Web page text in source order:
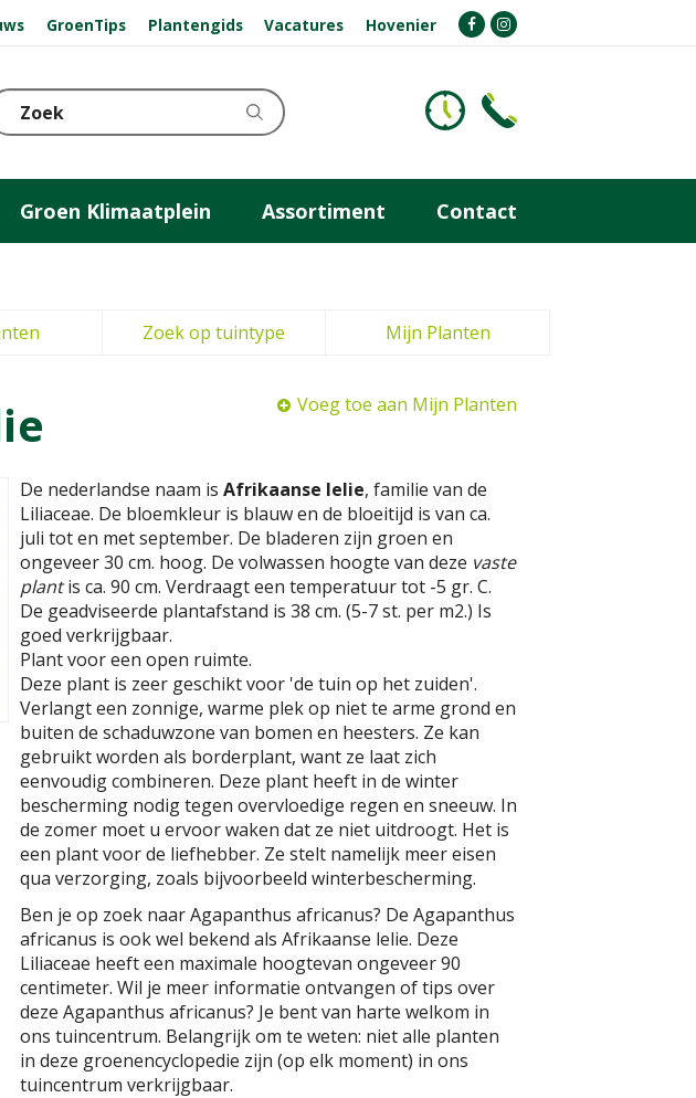
GroenTips Plantengids Vacatures Hovenier
Groen Klimaatplein Assortiment Contact
Zoek op tuintype Mijn Planten
Voeg toe aan Mijn Planten
De nederlandse naam is Afrikaanse lelie, familie van de
Liliaceae. De bloemkleur is blauw en de bloeitijd is van ca.
juli tot en met september. De bladeren zijn groen en
ongeveer 30 cm. hoog. De volwassen hoogte van deze vaste
plantis ca. 90 cm. Verdraagt een temperatuur tot -5 gr. C.
De geadviseerde plantafstand is 38 cm. (5-7 st. per m2.) Is
goed verkrijgbaar.
Plant voor een open ruimte.
Deze plant is zeer geschikt voor 'de tuin op het zuiden'.
Verlangt een zonnige, warme plek op niet te arme grond en
buiten de schaduwzone van bomen en heesters. Ze kan
gebruikt worden als borderplant, want ze laat zich
eenvoudig combineren. Deze plant heeft in de winter
bescherming nodig tegen overvloedige regen en sneeuw. In
de zomer moet u ervoor waken dat ze niet uitdroogt. Het is
een plant voor de liefhebber. Ze stelt namelijk meer eisen
qua verzorging, zoals bijvoorbeeld winterbescherming.
Ben je op zoek naar Agapanthus africanus? De Agapanthus
africanus is ook wel bekend als Afrikaanse lelie. Deze
Liliaceae heeft een maximale hoogtevan ongeveer 90
centimeter. Wil je meer informatie ontvangen of tips over
deze Agapanthus africanus? Je bent van harte welkom in
ons tuincentrum. Belangrijk om te weten: niet alle planten
in deze groenencyclopedie zijn (op elk moment) in ons
tuincentrum verkrijgbaar.